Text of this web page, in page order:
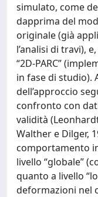
simulato, come
dapprima del
originale (già
l’analisi di travi),
“2D-PARC”
in fase di studio).
dell’approccio
confronto con
validità
Walther e Dilger,
comportamento
livello “globale”
quanto a livello
deformazioni nel